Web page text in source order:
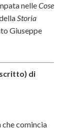
nelleCose
Storia
Giuseppe
di
che comincia